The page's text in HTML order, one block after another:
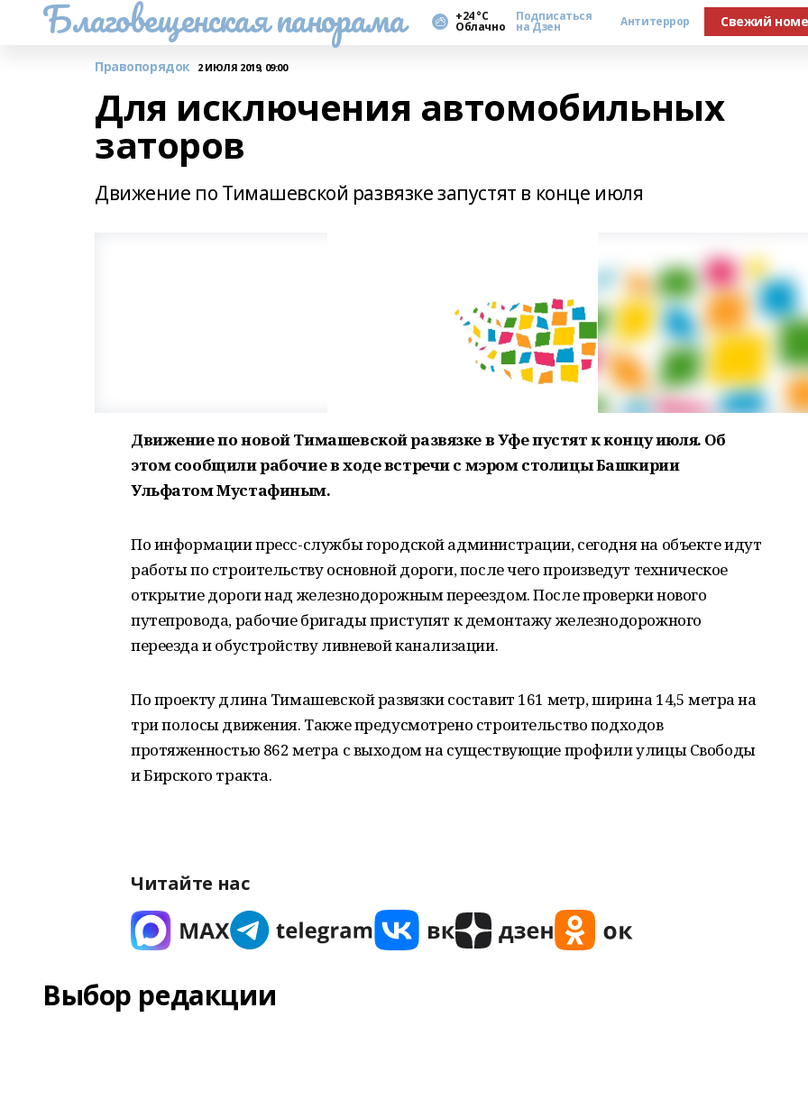
Благовещенская панорама +24 °С
Облачно
Подписаться
на Дзен Антитеррор Свежий
Правопорядок 2 ИЮЛЯ 2019, 09:00
Для исключения автомобильных
заторов
Движение по Тимашевской развязке запустят в конце июля
Движение по новой Тимашевской развязке в Уфе пустят к концу июля. Об
этом сообщили рабочие в ходе встречи с мэром столицы Башкирии
Ульфатом Мустафиным.
По информации пресс-службы городской администрации, сегодня на объекте идут
работы по строительству основной дороги, после чего произведут техническое
открытие дороги над железнодорожным переездом. После проверки нового
путепровода, рабочие бригады приступят к демонтажу железнодорожного
переезда и обустройству ливневой канализации.
По проекту длина Тимашевской развязки составит 161 метр, ширина 14,5 метра на
три полосы движения. Также предусмотрено строительство подходов
протяженностью 862 метра с выходом на существующие профили улицы Свободы
и Бирского тракта.
Читайте нас
Выбор редакции